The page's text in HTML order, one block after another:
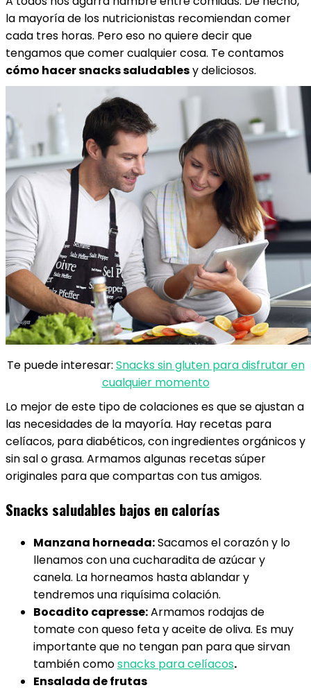
la mayoría de los nutricionistas recomiendan comer
cada tres horas. Pero eso no quiere decir que
tengamos que comer cualquier cosa. Te contamos
cómo hacer snacks saludablesy deliciosos.
Te puede interesar: Snacks sin gluten para disfrutar en
cualquier momento
Lo mejor de este tipo de colaciones es que se ajustan a
las necesidades de la mayoría. Hay recetas para
celíacos, para diabéticos, con ingredientes orgánicos y
sin sal o grasa. Armamos algunas recetas súper
originales para que compartas con tus amigos.
Snacks saludables bajos en calorías
Manzana horneada:Sacamos el corazón y lo
llenamos con una cucharadita de azúcar y
canela. La horneamos hasta ablandar y
tendremos una riquísima colación.
Bocadito capresse:Armamos rodajas de
tomate con queso feta y aceite de oliva. Es muy
importante que no tengan pan para que sirvan
también comosnacks para celíacos.
Ensalada de frutas